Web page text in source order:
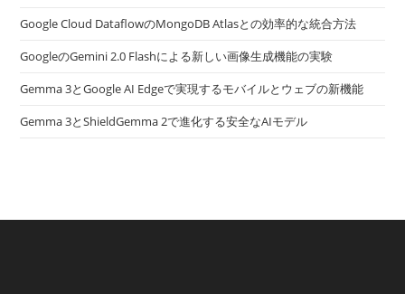
Google Cloud DataflowのMongoDB Atlasとの効率的な統合方法
GoogleのGemini 2.0 Flashによる新しい画像生成機能の実験
Gemma 3とGoogle AI Edgeで実現するモバイルとウェブの新機能
Gemma 3とShieldGemma 2で進化する安全なAIモデル